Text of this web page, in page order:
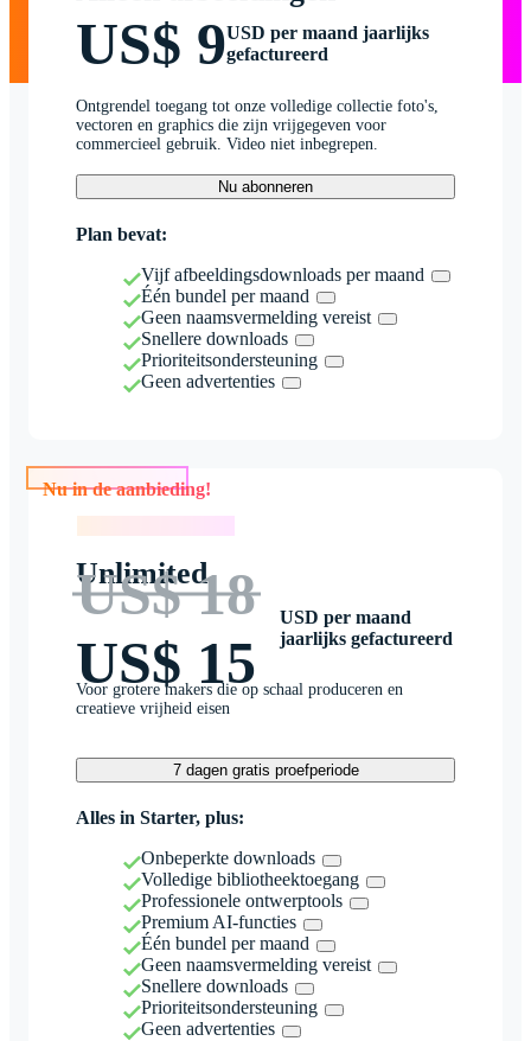
US$ 9USD per maand jaarlijks
gefactureerd
Ontgrendel toegang tot onze volledige collectie foto's,
vectoren en graphics die zijn vrijgegeven voor
commercieel gebruik. Video niet inbegrepen.
Nu abonneren
Plan bevat:
Vijf afbeeldingsdownloads per maand
Één bundel per maand
Geen naamsvermelding vereist
Snellere downloads
Prioriteitsondersteuning
Geen advertenties
Nu in de aanbieding!
Unlimited
US$ 18
US$ 15
USD per maand
jaarlijks gefactureerd
Voor grotere makers die op schaal produceren en
creatieve vrijheid eisen
7 dagen gratis proefperiode
Alles in Starter, plus:
Onbeperkte downloads
Volledige bibliotheektoegang
Professionele ontwerptools
Premium AI-functies
Één bundel per maand
Geen naamsvermelding vereist
Snellere downloads
Prioriteitsondersteuning
Geen advertenties